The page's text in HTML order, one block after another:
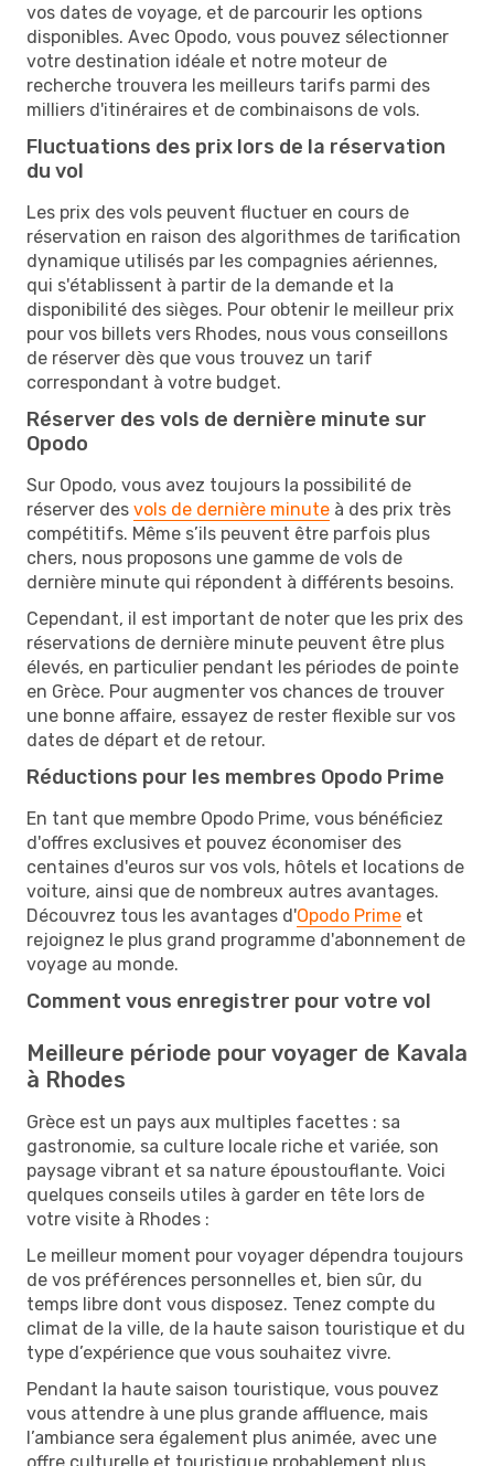
vos dates de voyage, et de parcourir les options
disponibles. Avec Opodo, vous pouvez sélectionner
votre destination idéale et notre moteur de
recherche trouvera les meilleurs tarifs parmi des
milliers d'itinéraires et de combinaisons de vols.
Fluctuations des prix lors de la réservation
du vol
Les prix des vols peuvent fluctuer en cours de
réservation en raison des algorithmes de tarification
dynamique utilisés par les compagnies aériennes,
qui s'établissent à partir de la demande et la
disponibilité des sièges. Pour obtenir le meilleur prix
pour vos billets vers Rhodes, nous vous conseillons
de réserver dès que vous trouvez un tarif
correspondant à votre budget.
Réserver des vols de dernière minute sur
Opodo
Sur Opodo, vous avez toujours la possibilité de
réserver des vols de dernière minute à des prix très
compétitifs. Même s’ils peuvent être parfois plus
chers, nous proposons une gamme de vols de
dernière minute qui répondent à différents besoins.
Cependant, il est important de noter que les prix des
réservations de dernière minute peuvent être plus
élevés, en particulier pendant les périodes de pointe
en Grèce. Pour augmenter vos chances de trouver
une bonne affaire, essayez de rester flexible sur vos
dates de départ et de retour.
Réductions pour les membres Opodo Prime
En tant que membre Opodo Prime, vous bénéficiez
d'offres exclusives et pouvez économiser des
centaines d'euros sur vos vols, hôtels et locations de
voiture, ainsi que de nombreux autres avantages.
Découvrez tous les avantages d'Opodo Prime et
rejoignez le plus grand programme d'abonnement de
voyage au monde.
Comment vous enregistrer pour votre vol
Meilleure période pour voyager de Kavala
à Rhodes
Grèce est un pays aux multiples facettes : sa
gastronomie, sa culture locale riche et variée, son
paysage vibrant et sa nature époustouflante. Voici
quelques conseils utiles à garder en tête lors de
votre visite à Rhodes :
Le meilleur moment pour voyager dépendra toujours
de vos préférences personnelles et, bien sûr, du
temps libre dont vous disposez. Tenez compte du
climat de la ville, de la haute saison touristique et du
type d’expérience que vous souhaitez vivre.
Pendant la haute saison touristique, vous pouvez
vous attendre à une plus grande affluence, mais
l’ambiance sera également plus animée, avec une